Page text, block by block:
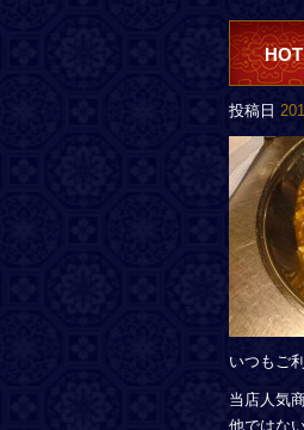
投稿日
いつもご
当店人気
他ではな